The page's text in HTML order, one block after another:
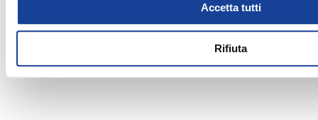
Accetta tutti
Rifiuta